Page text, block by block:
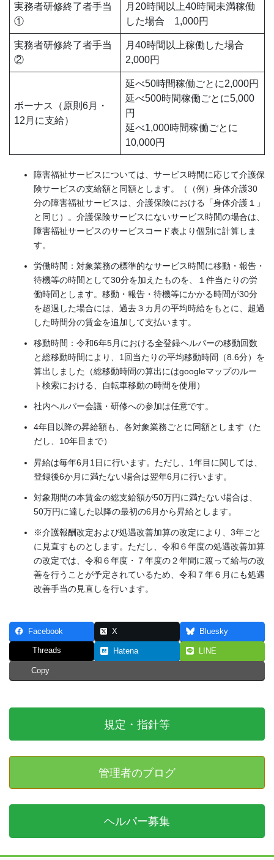
実務者研修終了者手当
①
月20時間以上40時間未満稼働
した場合 1,000円
実務者研修終了者手当
②
月40時間以上稼働した場合
2,000円
ボーナス（原則6月・
12月に支給）
延べ50時間稼働ごとに2,000円
延べ500時間稼働ごとに5,000
円
延べ1,000時間稼働ごとに
10,000円
障害福祉サービスについては、サービス時間に応じて介護保
険サービスの支給額と同額とします。（（例）身体介護30
分の障害福祉サービスは、介護保険における「身体介護１」
と同じ）。介護保険サービスにないサービス時間の場合は、
障害福祉サービスのサービスコード表より個別に計算しま
す。
労働時間：対象業務の標準的なサービス時間に移動・報告・
待機等の時間として30分を加えたものを、１件当たりの労
働時間とします。移動・報告・待機等にかかる時間が30分
を超過した場合には、過去３カ月の平均時給をもとに、超過
した時間分の賃金を追加して支払います。
移動時間：令和6年5月における全登録ヘルパーの移動回数
と総移動時間により、1回当たりの平均移動時間（8.6分）を
算出しました（総移動時間の算出にはgoogleマップのルー
ト検索における、自転車移動の時間を使用）
社内ヘルパー会議・研修への参加は任意です。
4年目以降の昇給額も、各対象業務ごとに同額とします（た
だし、10年目まで）
昇給は毎年6月1日に行います。ただし、1年目に関しては、
登録後6か月に満たない場合は翌年6月に行います。
対象期間の本賃金の総支給額が50万円に満たない場合は、
50万円に達した以降の最初の6月から昇給とします。
※介護報酬改定および処遇改善加算の改定により、3年ごと
に見直すものとします。ただし、令和６年度の処遇改善加算
の改定では、令和６年度・７年度の２年間に渡って給与の改
善を行うことが予定されているため、令和７年６月にも処遇
改善手当の見直しを行います。
Facebook X Bluesky
Threads Hatena LINE
Copy
規定・指針等
管理者のブログ
ヘルパー募集